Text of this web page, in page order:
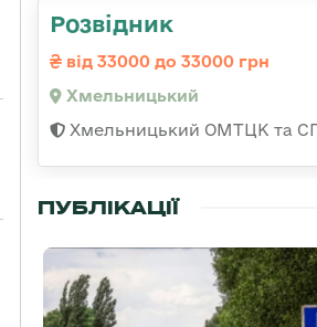
Розвідник
від 33000 до 33000 грн
Хмельницький
Хмельницький ОМТЦК та
ПУБЛІКАЦІЇ